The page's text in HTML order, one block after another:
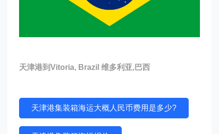
天津港到Vitoria, Brazil 维多利亚,巴西
天津港集装箱海运大概人民币费用是多少?